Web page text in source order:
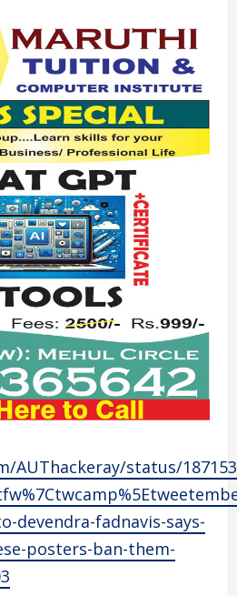
status/
devendra-fadnavis-says-
posters-ban-them-